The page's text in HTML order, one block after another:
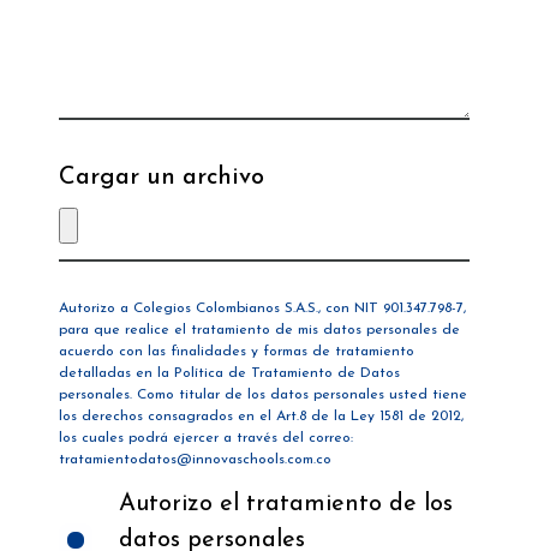
Cargar un archivo
Autorizo a Colegios Colombianos S.A.S., con NIT 901.347.798-7,
para que realice el tratamiento de mis datos personales de
acuerdo con las finalidades y formas de tratamiento
detalladas en la Política de Tratamiento de Datos
personales. Como titular de los datos personales usted tiene
los derechos consagrados en el Art.8 de la Ley 1581 de 2012,
los cuales podrá ejercer a través del correo:
tratamientodatos@innovaschools.com.co
Autorizo el tratamiento de los
datos personales